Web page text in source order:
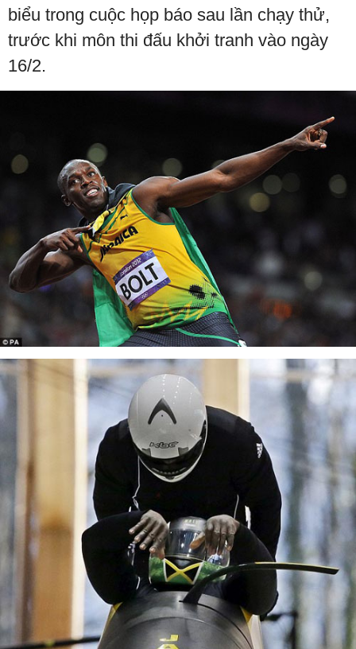
biểu trong cuộc họp báo sau lần chạy thử,
trước khi môn thi đấu khởi tranh vào ngày
16/2.